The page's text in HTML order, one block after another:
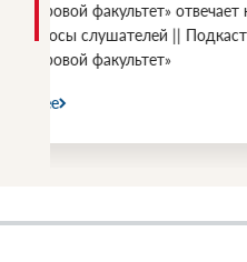
Далее